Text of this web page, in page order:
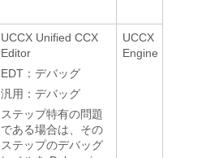
UCCX Unified CCX
Editor
EDT：デバッグ
汎用：デバッグ
ステップ特有の問題
である場合は、その
ステップのデバッグ
UCCX
Engine